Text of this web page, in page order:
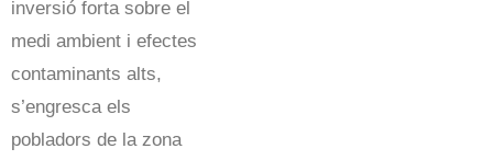
inversió forta sobre el
medi ambient i efectes
contaminants alts,
s’engresca els
pobladors de la zona